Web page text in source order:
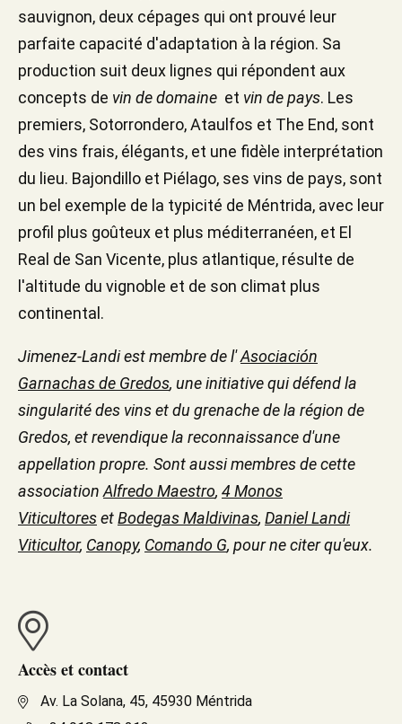
sauvignon, deux cépages qui ont prouvé leur
parfaite capacité d'adaptation à la région. Sa
production suit deux lignes qui répondent aux
concepts de vin de domaine et vin de pays. Les
premiers, Sotorrondero, Ataulfos et The End, sont
des vins frais, élégants, et une fidèle interprétation
du lieu. Bajondillo et Piélago, ses vins de pays, sont
un bel exemple de la typicité de Méntrida, avec leur
profil plus goûteux et plus méditerranéen, et El
Real de San Vicente, plus atlantique, résulte de
l'altitude du vignoble et de son climat plus
continental.
Jimenez-Landi est membre de l'Asociación
Garnachas de Gredos, une initiative qui défend la
singularité des vins et du grenache de la région de
Gredos, et revendique la reconnaissance d'une
appellation propre. Sont aussi membres de cette
association Alfredo Maestro, 4 Monos
ViticultoresetBodegas Maldivinas, Daniel Landi
Viticultor, Canopy, Comando G, pour ne citer qu'eux.
Accès et contact
Av. La Solana, 45, 45930 Méntrida